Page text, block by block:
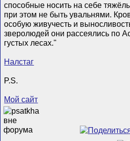
способные носить на себе
при этом не быть увальнями.
особую живучесть и
зверолюдей они рассеялись по
густых лесах."
Налстаг
P.S.
Мой сайт